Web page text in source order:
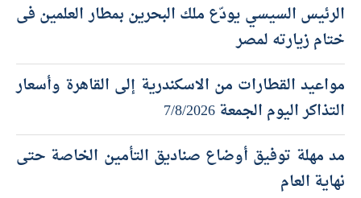
الرئيس السيسي يودّع ملك البحرين بمطار العلمين فى
ختام زيارته لمصر
مواعيد القطارات من الاسكندرية إلى القاهرة وأسعار
التذاكر اليوم الجمعة 7/8/2026
مد مهلة توفيق أوضاع صناديق التأمين الخاصة حتى
نهاية العام